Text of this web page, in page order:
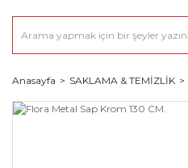
Anasayfa SAKLAMA & TEMİZLİK